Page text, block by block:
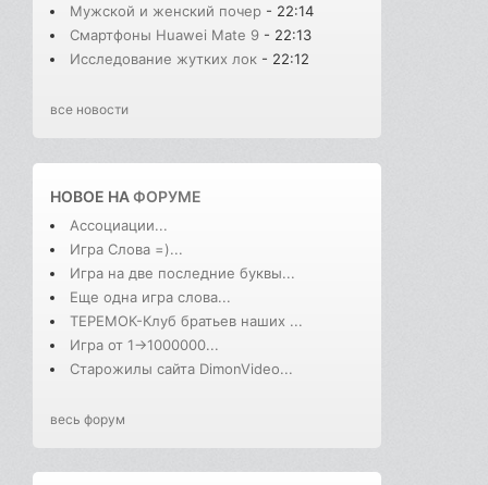
Мужской и женский почер - 22:14
Смартфоны Huawei Mate 9 - 22:13
Исследование жутких лок - 22:12
все новости
НОВОЕ НАФОРУМЕ
Ассоциации...
Игра Слова =)...
Игра на две последние буквы...
Еще одна игра слова...
ТЕРЕМОК-Клуб братьев наших ...
Игра от 1->1000000...
Старожилы сайта DimonVideo...
весь форум